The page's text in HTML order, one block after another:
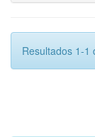
Resultados 1-1